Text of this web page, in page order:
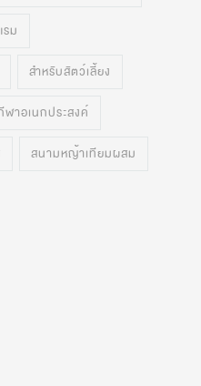
ม
สำหรับสัตว์เลี้ยง
าอเนกประสงค์
สนามหญ้าเทียมผสม